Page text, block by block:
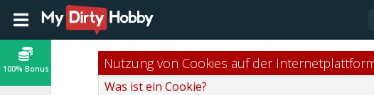
100% Bonus Nutzung von Cookies auf der
Was ist ein Cookie?